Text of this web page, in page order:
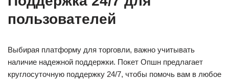
пользователей
Выбирая платформу для торговли, важно учитывать
наличие надежной поддержки. Покет Опшн предлагает
круглосуточную поддержку 24/7, чтобы помочь вам в любое